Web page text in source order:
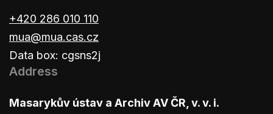
+420 286 010 110
mua@mua.cas.cz
Data box: cgsns2j
Address
Masarykův ústav a Archiv AV ČR, v. v. i.